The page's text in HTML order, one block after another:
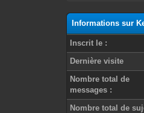
Informations sur
Inscrit le :
Dernière visite
Nombre total de
messages :
Nombre total de